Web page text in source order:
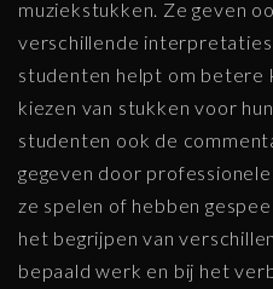
muziekstukken. Ze geven
verschillende
studenten helpt om betere
kiezen van stukken voor
studenten ook de
gegeven door
ze spelen of hebben
het begrijpen van
bepaald werk en bij het